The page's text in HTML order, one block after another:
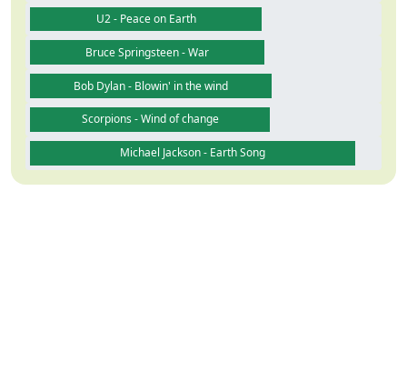
U2 - Peace on Earth
Bruce Springsteen - War
Bob Dylan - Blowin' in the wind
Scorpions - Wind of change
Michael Jackson - Earth Song